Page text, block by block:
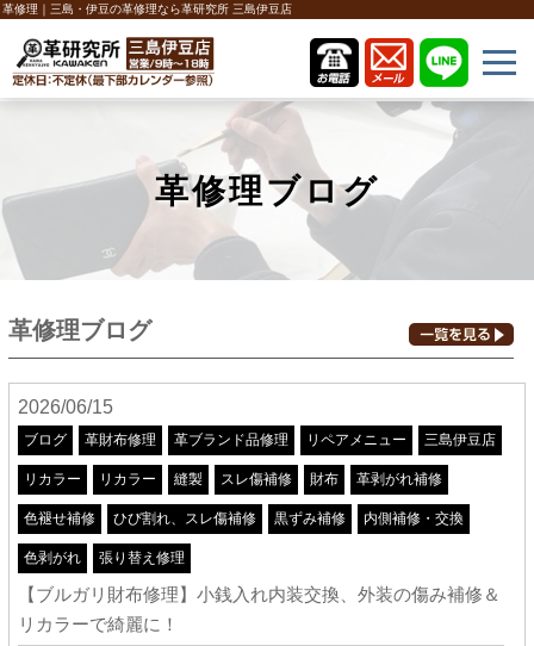
革修理｜三島・伊豆の革修理なら革研究所 三島伊豆店
革修理ブログ
革修理ブログ
2026/06/15
ブログ 革財布修理 革ブランド品修理 リペアメニュー 三島伊豆店
リカラー リカラー 縫製 スレ傷補修 財布 革剥がれ補修
色褪せ補修 ひび割れ、スレ傷補修 黒ずみ補修 内側補修・交換
色剥がれ 張り替え修理
【ブルガリ財布修理】小銭入れ内装交換、外装の傷み補修＆
リカラーで綺麗に！